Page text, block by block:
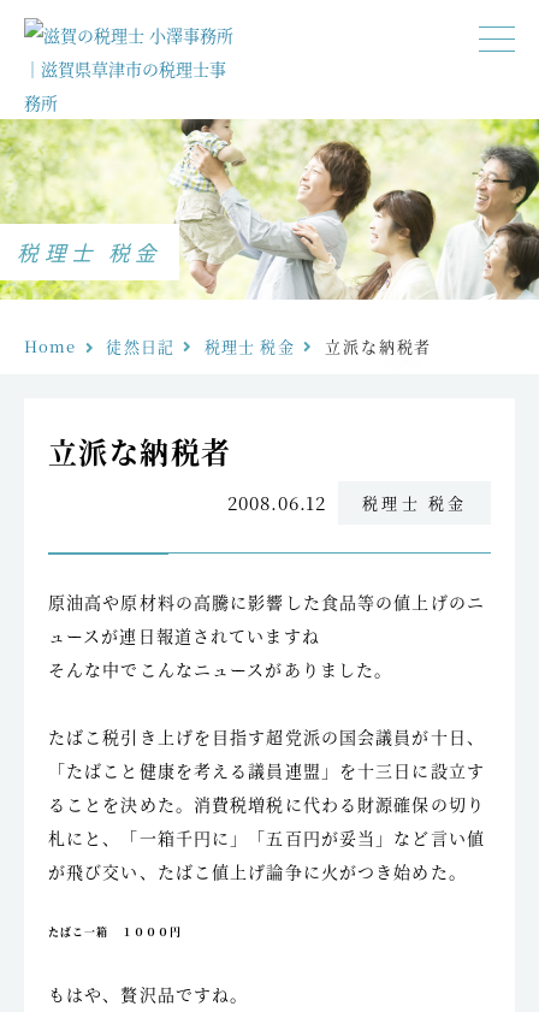
税理士 税金
Home 徒然日記 税理士 税金 立派な納税者
立派な納税者
2008.06.12 税理士 税金
原油高や原材料の高騰に影響した食品等の値上げのニ
ュースが連日報道されていますね
そんな中でこんなニュースがありました。
たばこ税引き上げを目指す超党派の国会議員が十日、
「たばこと健康を考える議員連盟」を十三日に設立す
ることを決めた。消費税増税に代わる財源確保の切り
札にと、「一箱千円に」「五百円が妥当」など言い値
が飛び交い、たばこ値上げ論争に火がつき始めた。
たばこ一箱 １０００円
もはや、贅沢品ですね。